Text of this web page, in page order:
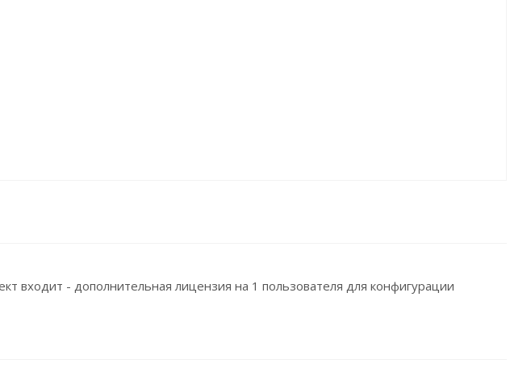
входит - дополнительная лицензия на 1 пользователя для конфигурации